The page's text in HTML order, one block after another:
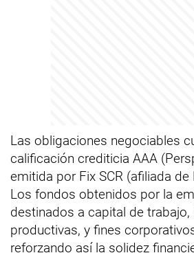
Las obligaciones negociables
calificación crediticia AAA
emitida por Fix SCR (afiliada de
Los fondos obtenidos por la
destinados a capital de trabajo,
productivas, y fines
reforzando así la solidez